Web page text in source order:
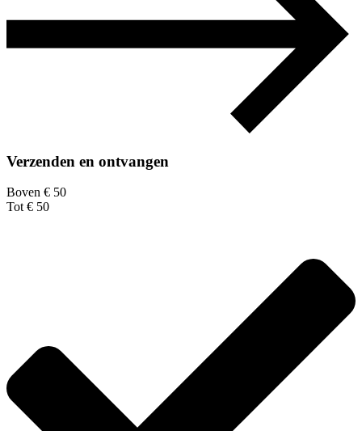
Verzenden en ontvangen
Boven € 50
Tot € 50